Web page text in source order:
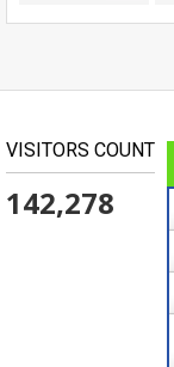
VISITORS COUNT
142,278